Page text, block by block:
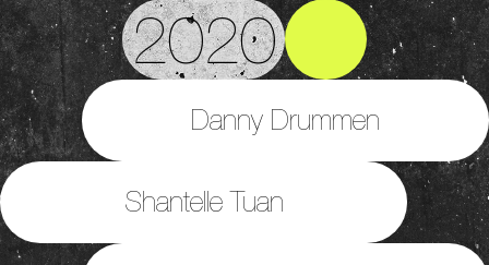
2020
Danny Drummen
Shantelle Tuan